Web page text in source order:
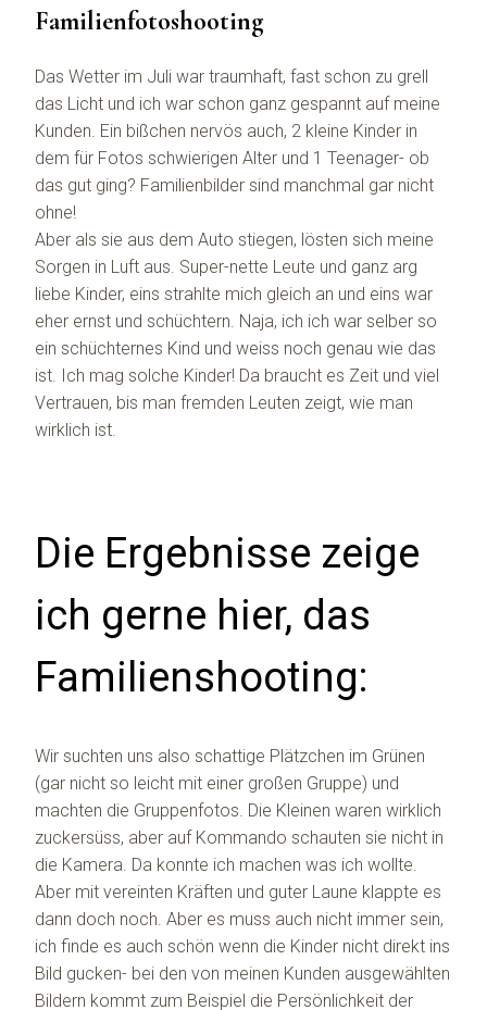
Familienfotoshooting
Das Wetter im Juli war traumhaft, fast schon zu grell
das Licht und ich war schon ganz gespannt auf meine
Kunden. Ein bißchen nervös auch, 2 kleine Kinder in
dem für Fotos schwierigen Alter und 1 Teenager- ob
das gut ging? Familienbilder sind manchmal gar nicht
ohne!
Aber als sie aus dem Auto stiegen, lösten sich meine
Sorgen in Luft aus. Super-nette Leute und ganz arg
liebe Kinder, eins strahlte mich gleich an und eins war
eher ernst und schüchtern. Naja, ich ich war selber so
ein schüchternes Kind und weiss noch genau wie das
ist. Ich mag solche Kinder! Da braucht es Zeit und viel
Vertrauen, bis man fremden Leuten zeigt, wie man
wirklich ist.
Die Ergebnisse zeige
ich gerne hier, das
Familienshooting:
Wir suchten uns also schattige Plätzchen im Grünen
(gar nicht so leicht mit einer großen Gruppe) und
machten die Gruppenfotos. Die Kleinen waren wirklich
zuckersüss, aber auf Kommando schauten sie nicht in
die Kamera. Da konnte ich machen was ich wollte.
Aber mit vereinten Kräften und guter Laune klappte es
dann doch noch. Aber es muss auch nicht immer sein,
ich finde es auch schön wenn die Kinder nicht direkt ins
Bild gucken- bei den von meinen Kunden ausgewählten
Bildern kommt zum Beispiel die Persönlichkeit der